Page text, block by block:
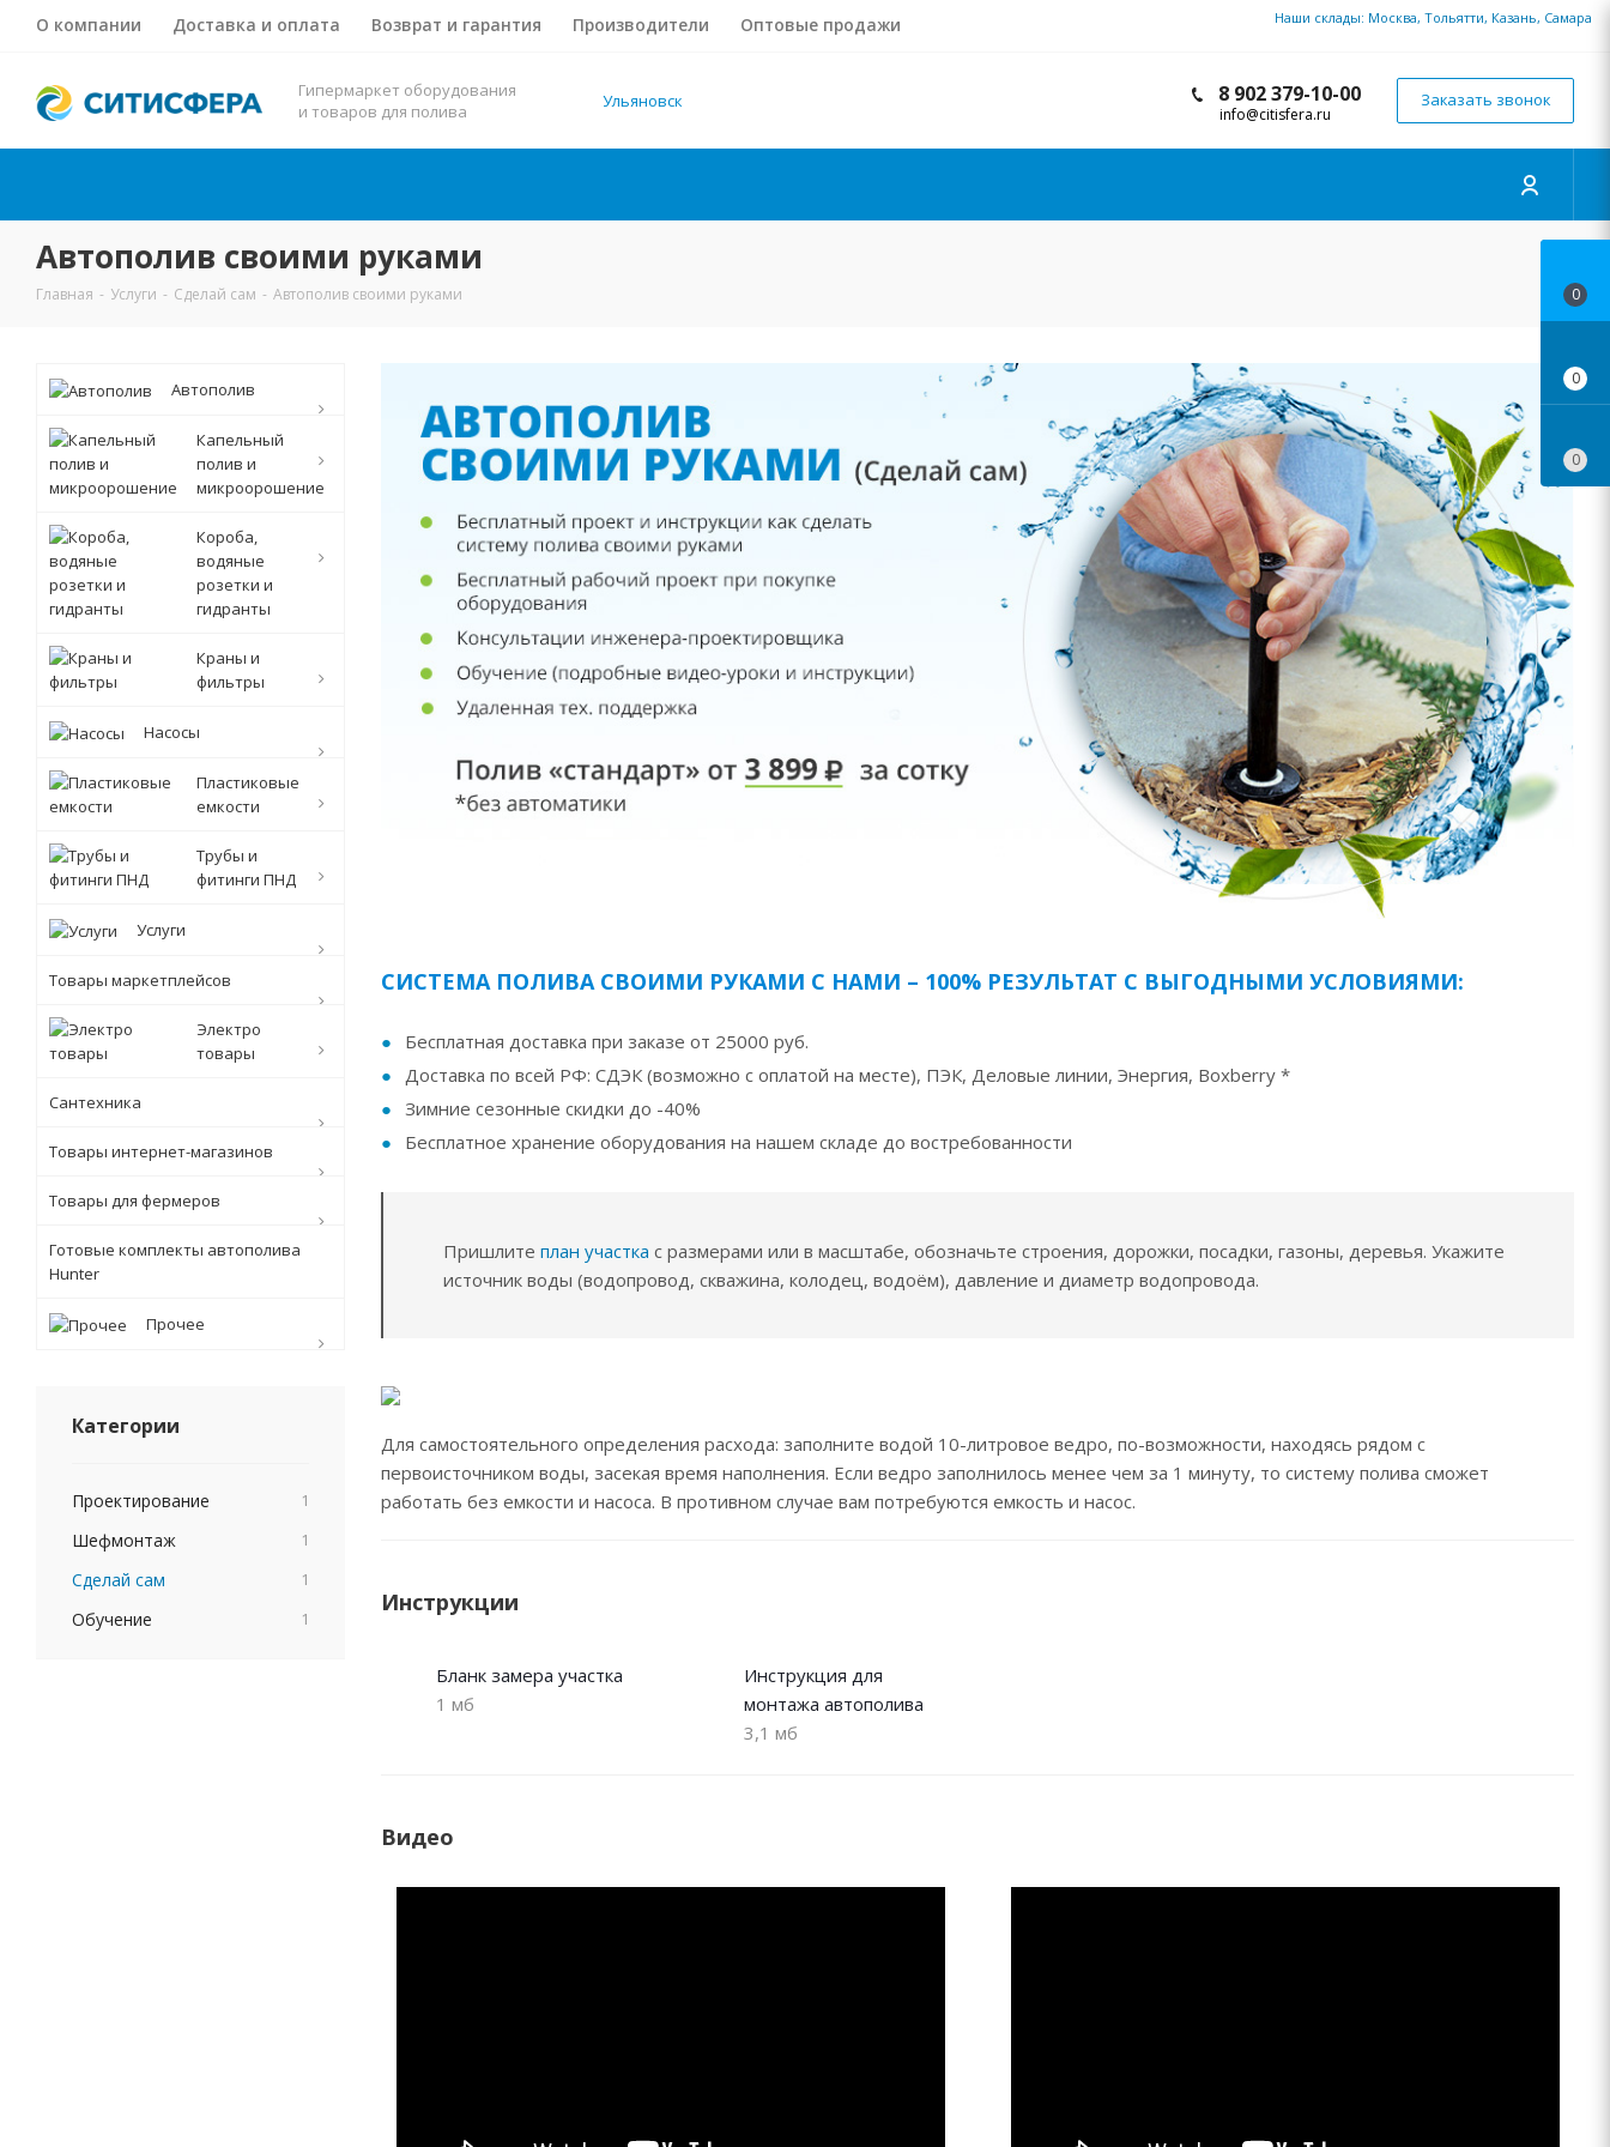
Наши склады: Москва, Тольятти, Казань, Самара
О компании Доставка и оплата Возврат и гарантия Производители Оптовые продажи
Гипермаркет оборудования
и товаров для полива
Ульяновск 8 902 379-10-00
info@citisfera.ru
Заказать звонок
Автополив своими руками
Главная - Услуги - Сделай сам - Автополив своими руками
СИСТЕМА ПОЛИВА СВОИМИ РУКАМИ С НАМИ – 100% РЕЗУЛЬТАТ С ВЫГОДНЫМИ УСЛОВИЯМИ:
Бесплатная доставка при заказе от 25000 руб.
Доставка по всей РФ: СДЭК (возможно с оплатой на месте), ПЭК, Деловые линии, Энергия, Boxberry *
Зимние сезонные скидки до -40%
Бесплатное хранение оборудования на нашем складе до востребованности
Пришлите план участка с размерами или в масштабе, обозначьте строения, дорожки, посадки, газоны, деревья. Укажите
источник воды (водопровод, скважина, колодец, водоём), давление и диаметр водопровода.
Для самостоятельного определения расхода: заполните водой 10-литровое ведро, по-возможности, находясь рядом с
первоисточником воды, засекая время наполнения. Если ведро заполнилось менее чем за 1 минуту, то систему полива сможет
работать без емкости и насоса. В противном случае вам потребуются емкость и насос.
Инструкции
Бланк замера участка
1 мб
Инструкция для
монтажа автополива
3,1 мб
Видео
Автополив
Капельный
полив и
микроорошение
Короба,
водяные
розетки и
гидранты
Краны и
фильтры
Насосы
Пластиковые
емкости
Трубы и
фитинги ПНД
Услуги
Товары маркетплейсов
Электро
товары
Сантехника
Товары интернет-магазинов
Товары для фермеров
Готовые комплекты автополива
Hunter
Прочее
Категории
Проектирование 1
Шефмонтаж 1
Сделай сам 1
Обучение 1
0
0
0